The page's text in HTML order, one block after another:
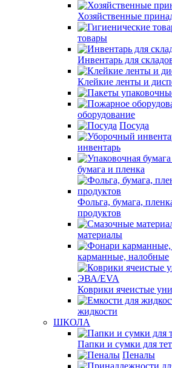
Хозяйственные
товары
Инвентарь для
Клейкие ленты и
оборудование
Посуда
инвентарь
бумага и пленка
Фольга, бумага,
продуктов
материалы
карманные, налобные
Коврики ячеистые
жидкости
ШКОЛА
Папки и сумки для
Пеналы